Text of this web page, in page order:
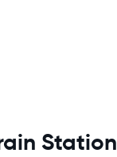
Station